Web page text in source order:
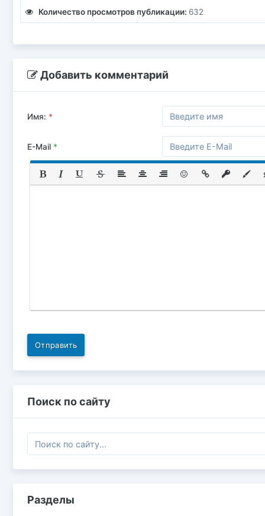
Количество просмотров публикации: 632
Добавить комментарий
Имя: *
E-Mail *
Отправить
Поиск по сайту
Разделы